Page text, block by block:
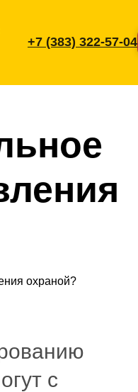
+7 (383) 322-57-04
охраной?
с